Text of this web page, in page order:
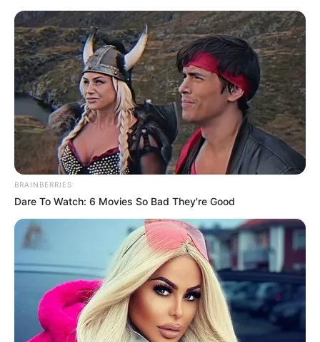
MENU
ET
WIDGETS
QUINTÉ PRIX DU PETIT PRE
PRONOSTIC PMU 29-05-2025
BRAINBERRIES
Dare To Watch: 6 Movies So Bad They're Good